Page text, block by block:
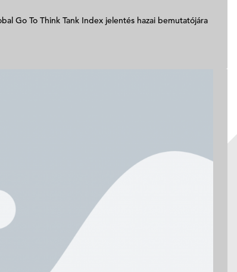
Go To Think Tank Index jelentés hazai bemutatójára